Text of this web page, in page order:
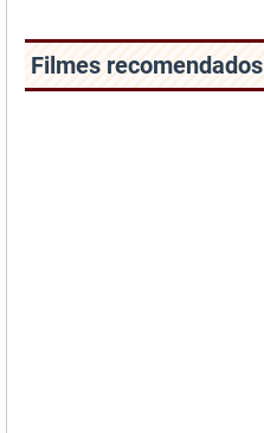
Filmes recomendados